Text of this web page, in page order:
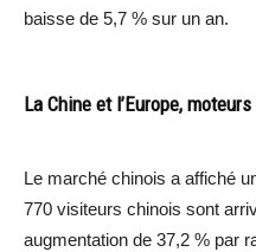
baisse de 5,7 % sur un an.
La Chine et l’Europe,
Le marché chinois a affiché
770 visiteurs chinois sont
augmentation de 37,2 % par